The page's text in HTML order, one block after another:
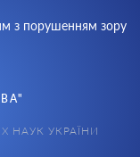
з порушенням зору
НАУК УКРАЇНИ